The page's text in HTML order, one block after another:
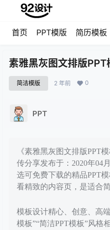
首页 PPT模版 简历模板
素雅黑灰图文排版PPT
简洁模版 2 年前 0
PPT
《素雅黑灰图文排版PPT
传分享发布于：2020年04
选可免费下载的精品PPT
看精致的内容页，是适合
模板设计精心、创意、高
模板”“简洁PPT模板”风格